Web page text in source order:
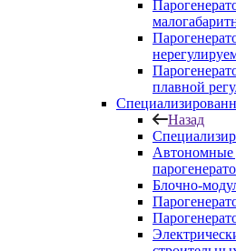
плавной
Назад
Автономные
Блочно-